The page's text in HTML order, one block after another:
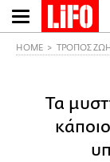
Παράκαμψη
προς
HOME ΤΡΟΠΟΣ
Τα